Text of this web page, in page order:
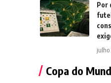
Por
julho
Copa do